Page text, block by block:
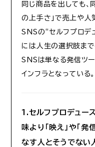
同じ商品を出しても、
の上手さ」で売上や人
SNSの“セルフプロデ
には人生の選択肢まで
SNSは単なる発信ツー
インフラとなっている。
1.セルフプロデュー
味より「映え」や「
なす人とそうでない